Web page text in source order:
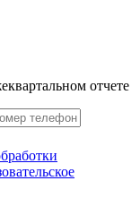
отчете